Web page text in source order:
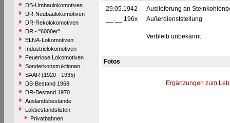
DB-Umbaulokomotiven
DR-Neubaulokomotiven
DR-Rekolokomotiven
DR - "6000er"
ELNA-Lokomotiven
Industrielokomotiven
Feuerlose Lokomotiven
Sonderkonstruktionen
SAAR (1920 - 1935)
DB-Bestand 1968
DR-Bestand 1970
Auslandsbestände
Lokbestandslisten
Privatbahnen
29.05.1942
Auslieferung an
__.__.196x
Außerdienststellung
Verbleib unbekannt
Fotos
Ergänzungen zum